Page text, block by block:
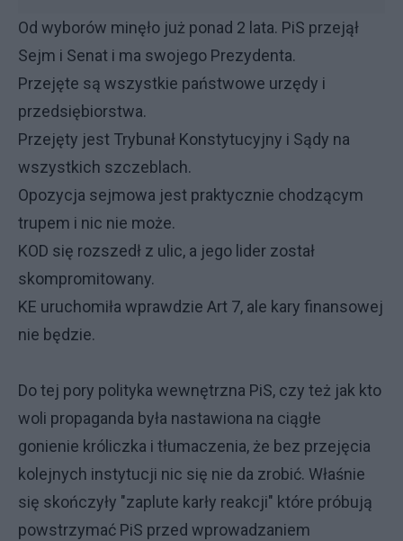
Od wyborów minęło już ponad 2 lata. PiS przejął
Sejm i Senat i ma swojego Prezydenta.
Przejęte są wszystkie państwowe urzędy i
przedsiębiorstwa.
Przejęty jest Trybunał Konstytucyjny i Sądy na
wszystkich szczeblach.
Opozycja sejmowa jest praktycznie chodzącym
trupem i nic nie może.
KOD się rozszedł z ulic, a jego lider został
skompromitowany.
KE uruchomiła wprawdzie Art 7, ale kary finansowej
nie będzie.
Do tej pory polityka wewnętrzna PiS, czy też jak kto
woli propaganda była nastawiona na ciągłe
gonienie króliczka i tłumaczenia, że bez przejęcia
kolejnych instytucji nic się nie da zrobić. Właśnie
się skończyły "zaplute karły reakcji" które próbują
powstrzymać PiS przed wprowadzaniem